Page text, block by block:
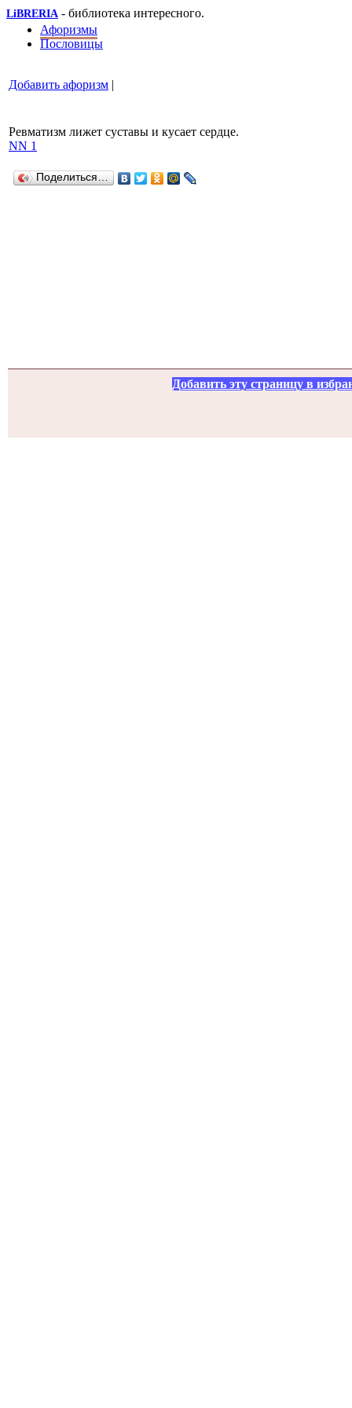
LiBRERIA - библиотека интересного.
Афоризмы
Пословицы
Добавить афоризм |
Ревматизм лижет суставы и кусает сердце.
NN 1
Поделиться…
Добавить эту страницу в